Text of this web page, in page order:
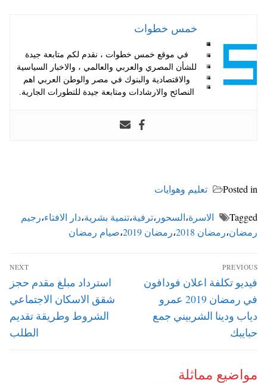
خمس خطوات
في موقع خمس خطوات ، نقدم لكم متابعة جيدة
للشأن المصري والعربي والعالمي ، والاخبار السياسية
والاقتصادية والبنوك في مصر والوطن العربي اهم
النصائح والارشادات ومتابعة جيدة للتطورات الجارية.
Posted in تعليم وهوايات
Tagged الاسرة،السحور ،ترفية،تنمية بشرية،دار الافتاء،رجيم
رمضان،رمضان 2018 ،رمضان 2019 ،صيام رمضان
تصفّح
المقالات
PREVIOUS
Previous
post:
فيديو تكلفة اعلان فودافون
في رمضان 2019 عمرو
دياب ودينا الشربيني جمع
حبايبك
NEXT
Next
post:
استرداد مبلغ مقدم حجز
شقق الاسكان الاجتماعي
الشروط وطريقة تقديم
الطلب
مواضيع مماثلة